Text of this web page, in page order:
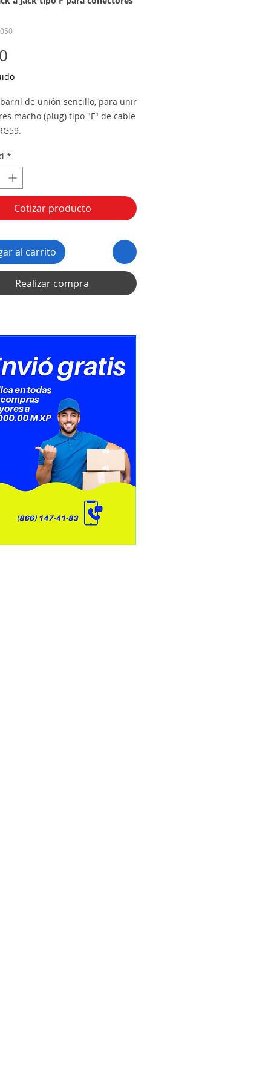
de unión sencillo, para unir
macho (plug) tipo "F" de cable
*
Cotizar producto
al carrito
Realizar compra